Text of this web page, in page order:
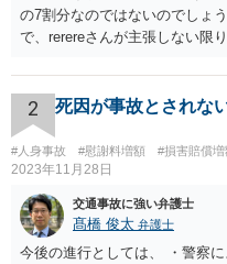
の7割分なのではないのでしょ
で、rerereさんが主張しない限
のように主張する必要があり
てもらえない場合はどうなる
れになると思います。 ＞3、
のでしょうか？ 口座に残高が
ょうか？ 保護費自体は差し押
金される口座は特に差押えが
えを受けてしまう可能性はあり
価可能なものがなければ不奏功
2 死因が事故とされな
#人身事故 #慰謝料増額 #損害賠償増
2023年11月28日
交通事故に強い弁護士
髙橋 俊太 弁護士
今後の進行としては、 ・警察